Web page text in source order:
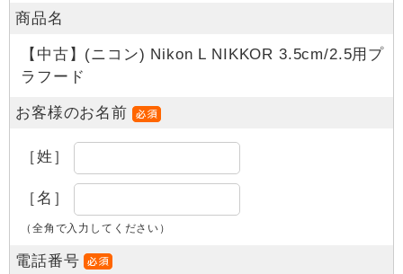
商品名
【中古】(ニコン) Nikon L NIKKOR 3.5cm/2.5用プ
ラフード
お客様のお名前
［姓］
［名］
（全角で入力してください）
電話番号